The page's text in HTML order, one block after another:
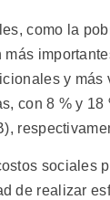
como la
y más
con 8 % y 18
sociales
de realizar